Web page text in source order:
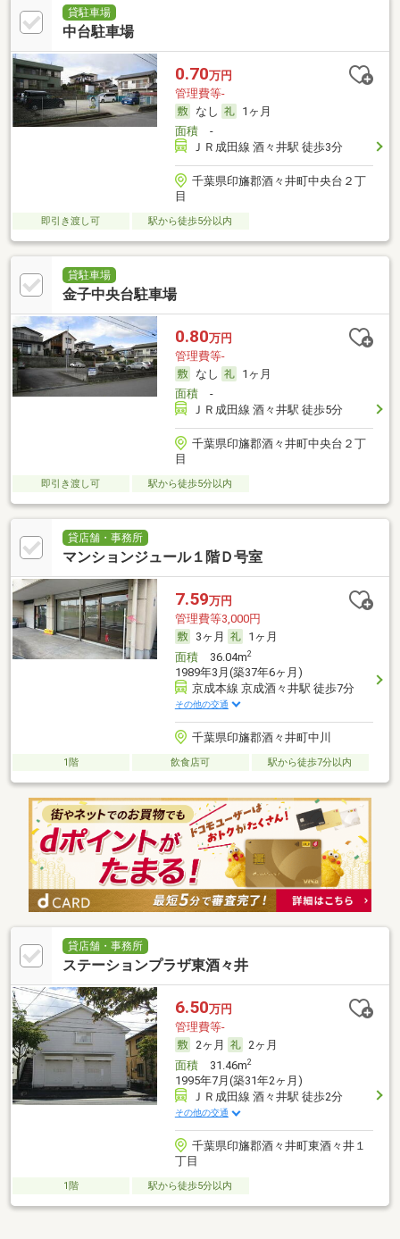
貸駐車場
中台駐車場
0.70万円
管理費等-
なし
1ヶ月
面積-
ＪＲ成田線 酒々井駅 徒歩3分
千葉県印旛郡酒々井町中央台２丁
目
即引き渡し可 駅から徒歩5分以内
貸駐車場
金子中央台駐車場
0.80万円
管理費等-
なし
1ヶ月
面積-
ＪＲ成田線 酒々井駅 徒歩5分
千葉県印旛郡酒々井町中央台２丁
目
即引き渡し可 駅から徒歩5分以内
貸店舗・事務所
マンションジュール１階Ｄ号室
7.59万円
管理費等3,000円
3ヶ月
1ヶ月
面積36.04m2
1989年3月(築37年6ヶ月)
京成本線 京成酒々井駅 徒歩7分
その他の交通
千葉県印旛郡酒々井町中川
1階 飲食店可 駅から徒歩7分以内
貸店舗・事務所
ステーションプラザ東酒々井
6.50万円
管理費等-
2ヶ月
2ヶ月
面積31.46m2
1995年7月(築31年2ヶ月)
ＪＲ成田線 酒々井駅 徒歩2分
その他の交通
千葉県印旛郡酒々井町東酒々井１
丁目
1階 駅から徒歩5分以内